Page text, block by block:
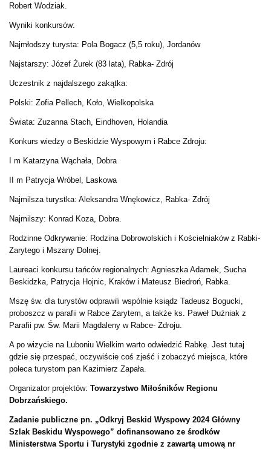
Robert Wodziak.
Wyniki konkursów:
Najmłodszy turysta: Pola Bogacz (5,5 roku), Jordanów
Najstarszy: Józef Żurek (83 lata), Rabka- Zdrój
Uczestnik z najdalszego zakątka:
Polski: Zofia Pellech, Koło, Wielkopolska
Świata: Zuzanna Stach, Eindhoven, Holandia
Konkurs wiedzy o Beskidzie Wyspowym i Rabce Zdroju:
I m Katarzyna Wąchała, Dobra
II m Patrycja Wróbel, Laskowa
Najmilsza turystka: Aleksandra Wnękowicz, Rabka- Zdrój
Najmilszy: Konrad Koza, Dobra.
Rodzinne Odkrywanie: Rodzina Dobrowolskich i Kościelniaków z Rabki-
Zarytego i Mszany Dolnej.
Laureaci konkursu tańców regionalnych: Agnieszka Adamek, Sucha
Beskidzka, Patrycja Hojnic, Kraków i Mateusz Biedroń, Rabka.
Mszę św. dla turystów odprawili wspólnie ksiądz Tadeusz Bogucki,
proboszcz w parafii w Rabce Zarytem, a także ks. Paweł Duźniak z
Parafii pw. Św. Marii Magdaleny w Rabce- Zdroju.
A po wizycie na Luboniu Wielkim warto odwiedzić Rabkę. Jest tutaj
gdzie się przespać, oczywiście coś zjeść i zobaczyć miejsca, które
poleca turystom pan Kazimierz Zapała.
Organizator projektów: Towarzystwo Miłośników Regionu
Dobrzańskiego.
Zadanie publiczne pn. „Odkryj Beskid Wyspowy 2024 Główny
Szlak Beskidu Wyspowego” dofinansowano ze środków
Ministerstwa Sportu i Turystyki zgodnie z zawartą umową nr